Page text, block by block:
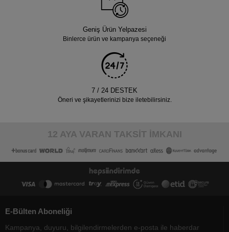
Geniş Ürün Yelpazesi
Binlerce ürün ve kampanya seçeneği
7 / 24 DESTEK
Öneri ve şikayetlerinizi bize iletebilirsiniz.
12 AYA VARAN TAKSİT İMKANI
E-Bülten Aboneliği
Kampanya, duyuru, bilgilendirmelerden e-posta ile haberdar